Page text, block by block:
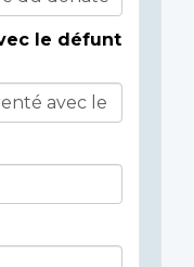
le défunt